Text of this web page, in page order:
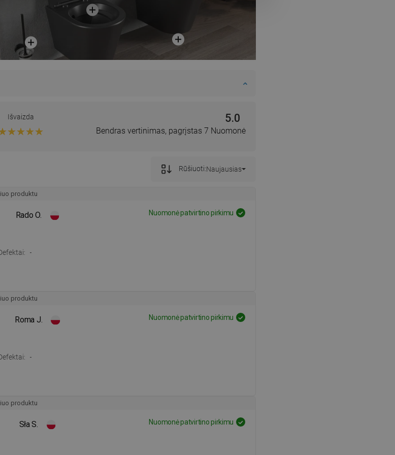
Išvaizda 5.0
Bendras vertinimas, pagrįstas 7 Nuomonė
Rūšiuoti:Naujausias
produktu
Rado O. Nuomonė patvirtino pirkimu
-
produktu
Roma J. Nuomonė patvirtino pirkimu
-
produktu
Sła S. Nuomonė patvirtino pirkimu
PORTUGUESE